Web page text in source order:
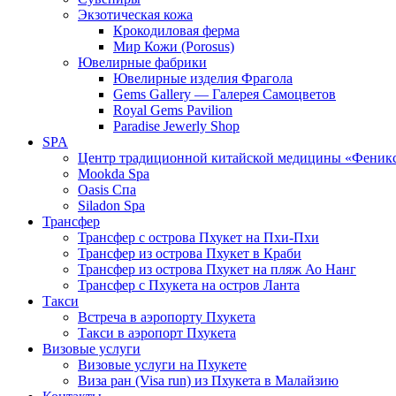
Экзотическая кожа
Крокодиловая ферма
Мир Кожи (Porosus)
Ювелирные фабрики
Ювелирные изделия Фрагола
Gems Gallery — Галерея Самоцветов
Royal Gems Pavilion
Paradise Jewerly Shop
SPA
Центр традиционной китайской медицины
Mookda Spa
Oasis Спа
Siladon Spa
Трансфер
Трансфер с острова Пхукет на Пхи-Пхи
Трансфер из острова Пхукет в Краби
Трансфер из острова Пхукет на пляж Ао Нанг
Трансфер с Пхукета на остров Ланта
Такси
Встреча в аэропорту Пхукета
Такси в аэропорт Пхукета
Визовые услуги
Визовые услуги на Пхукете
Виза ран (Visa run) из Пхукета в Малайзию